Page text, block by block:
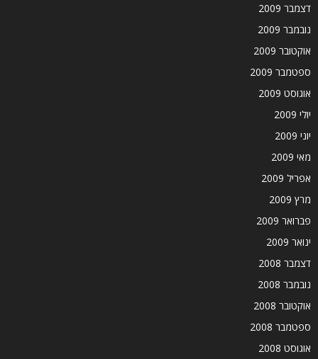
דצמבר 2009
נובמבר 2009
אוקטובר 2009
ספטמבר 2009
אוגוסט 2009
יולי 2009
יוני 2009
מאי 2009
אפריל 2009
מרץ 2009
פברואר 2009
ינואר 2009
דצמבר 2008
נובמבר 2008
אוקטובר 2008
ספטמבר 2008
אוגוסט 2008